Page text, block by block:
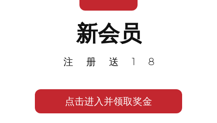
新会员
注册送18
点击进入并领取奖金